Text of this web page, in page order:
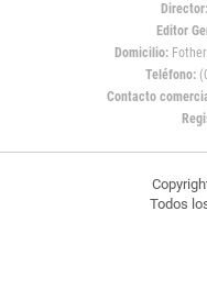
Director:
Editor
Domicilio:
Teléfono:
Contacto
Todos